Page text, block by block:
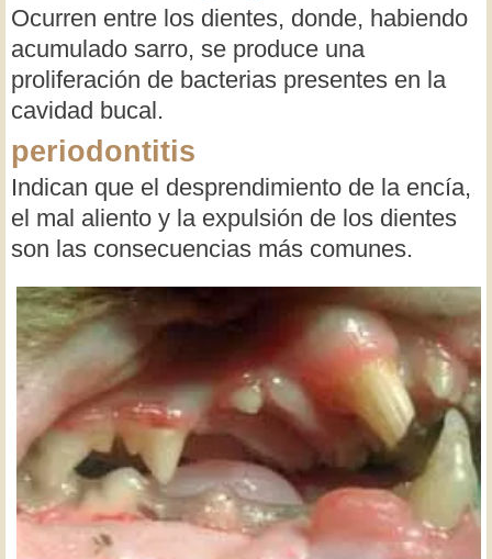
Ocurren entre los dientes, donde, habiendo
acumulado sarro, se produce una
proliferación de bacterias presentes en la
cavidad bucal.
periodontitis
Indican que el desprendimiento de la encía,
el mal aliento y la expulsión de los dientes
son las consecuencias más comunes.